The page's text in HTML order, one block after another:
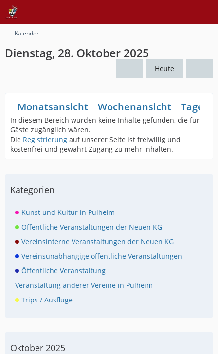
Kalender
Dienstag, 28. Oktober 2025
Heute
Monatsansicht Wochenansicht
In diesem Bereich wurden keine Inhalte gefunden, die für
Gäste zugänglich wären.
Die Registrierung auf unserer Seite ist freiwillig und
kostenfrei und gewährt Zugang zu mehr Inhalten.
Kategorien
Kunst und Kultur in Pulheim
Öffentliche Veranstaltungen der Neuen KG
Vereinsinterne Veranstaltungen der Neuen KG
Vereinsunabhängige öffentliche Veranstaltungen
Öffentliche Veranstaltung
Veranstaltung anderer Vereine in Pulheim
Trips / Ausflüge
Oktober 2025